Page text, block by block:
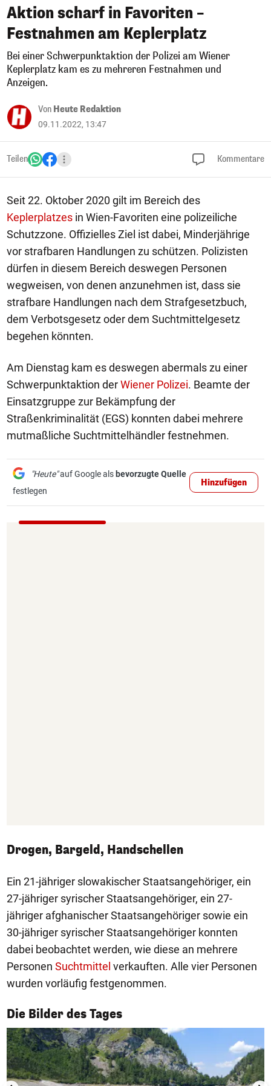
Aktion scharf in Favoriten –
Festnahmen am Keplerplatz
Bei einer Schwerpunktaktion der Polizei am Wiener
Keplerplatz kam es zu mehreren Festnahmen und
Anzeigen.
Von Heute Redaktion
09.11.2022, 13:47
Teilen Kommentare
Seit 22. Oktober 2020 gilt im Bereich des
Keplerplatzes in Wien-Favoriten eine polizeiliche
Schutzzone. Offizielles Ziel ist dabei, Minderjährige
vor strafbaren Handlungen zu schützen. Polizisten
dürfen in diesem Bereich deswegen Personen
wegweisen, von denen anzunehmen ist, dass sie
strafbare Handlungen nach dem Strafgesetzbuch,
dem Verbotsgesetz oder dem Suchtmittelgesetz
begehen könnten.
Am Dienstag kam es deswegen abermals zu einer
Schwerpunktaktion derWiener Polizei. Beamte der
Einsatzgruppe zur Bekämpfung der
Straßenkriminalität (EGS) konnten dabei mehrere
mutmaßliche Suchtmittelhändler festnehmen.
"Heute"auf Google als bevorzugte Quelle
festlegen
Hinzufügen
Drogen, Bargeld, Handschellen
Ein 21-jähriger slowakischer Staatsangehöriger, ein
27-jähriger syrischer Staatsangehöriger, ein 27-
jähriger afghanischer Staatsangehöriger sowie ein
30-jähriger syrischer Staatsangehöriger konnten
dabei beobachtet werden, wie diese an mehrere
Personen Suchtmittel verkauften. Alle vier Personen
wurden vorläufig festgenommen.
Die Bilder des Tages
1/50